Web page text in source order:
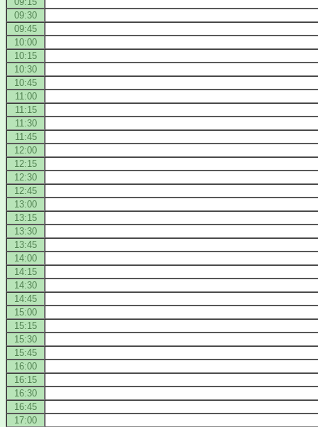
09:30
09:45
10:00
10:15
10:30
10:45
11:00
11:15
11:30
11:45
12:00
12:15
12:30
12:45
13:00
13:15
13:30
13:45
14:00
14:15
14:30
14:45
15:00
15:15
15:30
15:45
16:00
16:15
16:30
16:45
17:00